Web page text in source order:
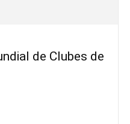
de Clubes de